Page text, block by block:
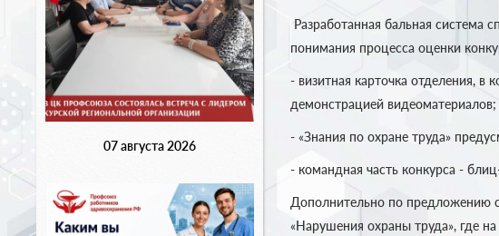
07 августа 2026
Разработанная бальная система
понимания процесса оценки
- визитная карточка отделения,
демонстрацией видеоматериалов;
- «Знания по охране труда»
- командная часть конкурса -
Дополнительно по предложению
«Нарушения охраны труда», где